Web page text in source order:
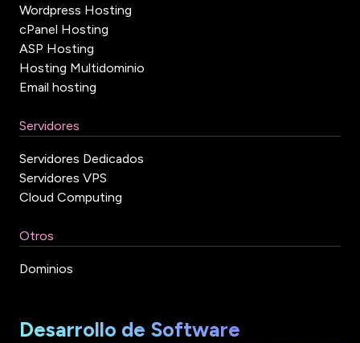
Wordpress Hosting
cPanel Hosting
ASP Hosting
Hosting Multidominio
Email hosting
Servidores
Servidores Dedicados
Servidores VPS
Cloud Computing
Otros
Dominios
Desarrollo de Software